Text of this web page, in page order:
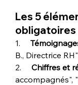
Les 5
obligatoires
1.
B., Directrice
2. Chiffres et
accompagnés",